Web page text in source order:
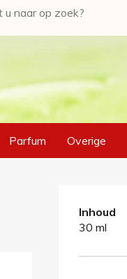
Parfum Overige
Inhoud
30 ml